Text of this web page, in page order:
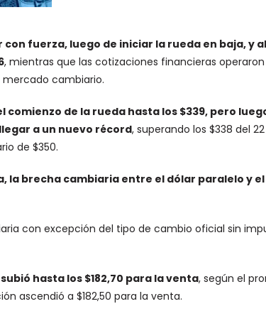
con fuerza, luego de iniciar la rueda en baja, y
, mientras que las cotizaciones financieras
cambiario.
comienzo de la rueda hasta los $339, pero
a un nuevo récord, superando los $338 del
de $350.
la brecha cambiaria entre el dólar paralelo y
con excepción del tipo de cambio oficial sin
hasta los $182,70 para la venta, según el
ascendió a $182,50 para la venta.